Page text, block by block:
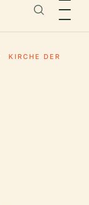
KIRCHE DER